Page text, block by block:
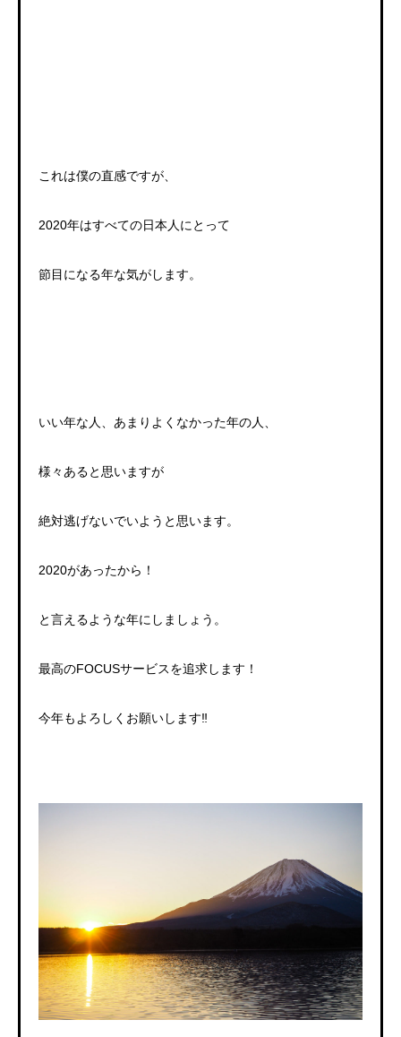
これは僕の直感ですが、
2020年はすべての日本人にとって
節目になる年な気がします。
いい年な人、あまりよくなかった年の人、
様々あると思いますが
絶対逃げないでいようと思います。
2020があったから！
と言えるような年にしましょう。
最高のFOCUSサービスを追求します！
今年もよろしくお願いします‼